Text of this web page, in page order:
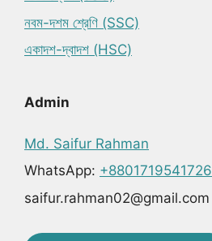
নবম-দশম শ্রেণি (SSC)
একাদশ-দ্বাদশ (HSC)
Admin
Md. Saifur Rahman
WhatsApp: +8801719541726
saifur.rahman02@gmail.com